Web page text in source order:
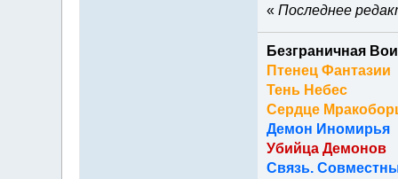
« Последнее
Безграничная
Птенец Фантазии
Тень Небес
Сердце
Демон Иномирья
Убийца Демонов
Связь.